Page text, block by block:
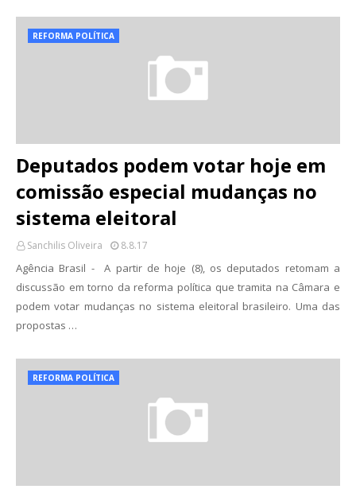
REFORMA POLÍTICA
Deputados podem votar hoje em
comissão especial mudanças no
sistema eleitoral
Sanchilis Oliveira 8.8.17
Agência Brasil - A partir de hoje (8), os deputados retomam a
discussão em torno da reforma política que tramita na Câmara e
podem votar mudanças no sistema eleitoral brasileiro. Uma das
propostas …
REFORMA POLÍTICA